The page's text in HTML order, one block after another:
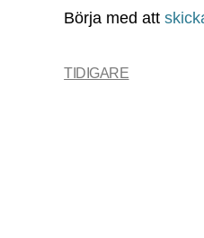
Börja med att
TIDIGARE